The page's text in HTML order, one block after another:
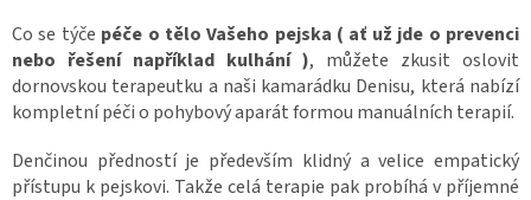
Co se týče péče o tělo Vašeho pejska ( ať už jde o prevenci
nebo řešení například kulhání ), můžete zkusit oslovit
dornovskou terapeutku a naši kamarádku Denisu, která nabízí
kompletní péči o pohybový aparát formou manuálních terapií.
Denčinou předností je především klidný a velice empatický
přístupu k pejskovi. Takže celá terapie pak probíhá v příjemné